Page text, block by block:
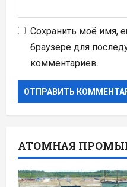
Сохранить моё имя,
браузере для
комментариев.
АТОМНАЯ